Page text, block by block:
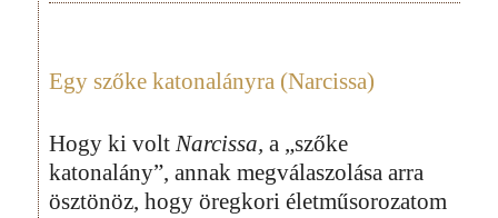
Egy szőke katonalányra (Narcissa)
Hogy ki volt Narcissa, a „szőke
katonalány”, annak megválaszolása arra
ösztönöz, hogy öregkori életműsorozatom